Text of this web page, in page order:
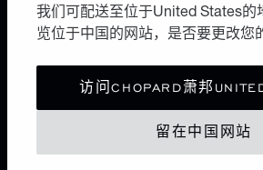
我们可配送至位于United States的
览位于中国的网站，是否要更改您
访问CHOPARD萧邦
留在中国网站
种性能，在当时独树一帜，标志着
和L.U.C.奢华腕表系列